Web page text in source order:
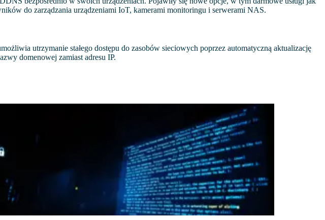
do zarządzania urządzeniami IoT, kamerami monitoringu i serwerami NAS.
utrzymanie stałego dostępu do zasobów sieciowych poprzez automatyczną aktualizację
domenowej zamiast adresu IP.